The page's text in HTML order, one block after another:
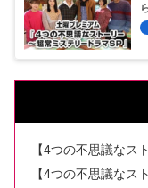
【4つの不思議なス
【4つの不思議なス